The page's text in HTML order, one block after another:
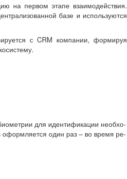
на пер­вом этапе вза­и­мо­дей­ствия.
базе и ис­поль­зу­ют­ся
с CRM ком­па­нии, фор­ми­руя
для иден­ти­фи­ка­ции необ­хо­
оформ­ля­ет­ся один раз – во время ре­